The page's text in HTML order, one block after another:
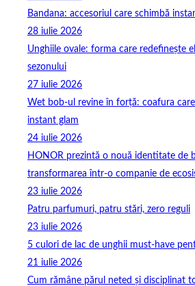
Bandana: accesoriul care schimbă
28 iulie 2026
Unghiile ovale: forma care redefinește
sezonului
27 iulie 2026
Wet bob-ul revine în forță: coafura
instant glam
24 iulie 2026
HONOR prezintă o nouă identitate de
transformarea într-o companie de
23 iulie 2026
Patru parfumuri, patru stări, zero reguli
23 iulie 2026
5 culori de lac de unghii must‑have
21 iulie 2026
Cum rămâne părul neted și disciplinat